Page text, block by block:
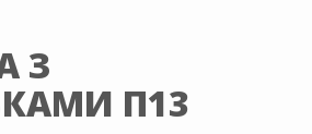
З
П13